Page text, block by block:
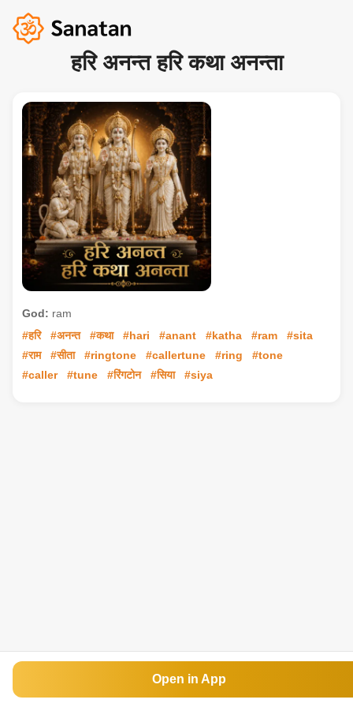
हरि अनन्त हरि कथा अनन्ता
God: ram
#हरि
#अनन्त #कथा #hari #anant #katha #ram
#sita
#राम
#सीता #ringtone #callertune #ring
#tone
#caller
#tune #रिंगटोन #सिया #siya
Open in App